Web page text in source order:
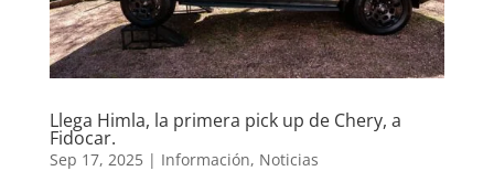
Llega Himla, la primera pick up de Chery, a
Fidocar.
Sep 17, 2025| Información, Noticias